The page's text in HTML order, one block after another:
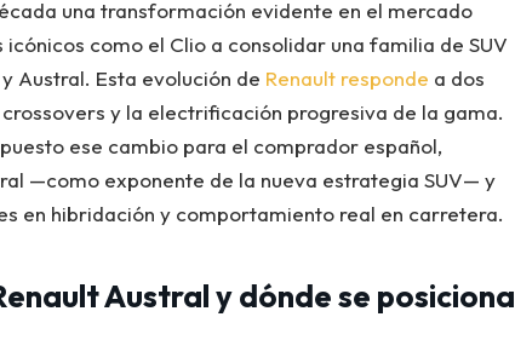
una transformación evidente en el mercado
como el Clio a consolidar una familia de SUV
Austral. Esta evolución de Renault responde a dos
y la electrificación progresiva de la gama.
ese cambio para el comprador español,
—como exponente de la nueva estrategia SUV— y
en hibridación y comportamiento real en carretera.
Austral y dónde se posiciona